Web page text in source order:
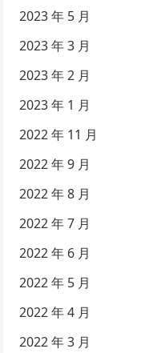
2023 年 5 月
2023 年 3 月
2023 年 2 月
2023 年 1 月
2022 年 11 月
2022 年 9 月
2022 年 8 月
2022 年 7 月
2022 年 6 月
2022 年 5 月
2022 年 4 月
2022 年 3 月